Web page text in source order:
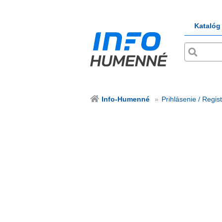
Katalóg
Info-Humenné Prihlásenie /